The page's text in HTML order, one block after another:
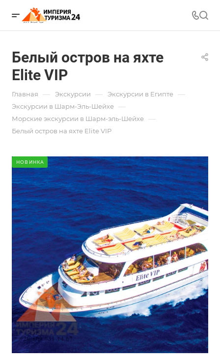
Белый остров на яхте
Elite VIP
Главная — Экскурсии — Экскурсии в Египте —
Экскурсии в Шарм-Эль-Шейхе —
Морские экскурсии в Шарм-эль-Шейхе —
Белый остров на яхте Elite VIP
НОВИНКА